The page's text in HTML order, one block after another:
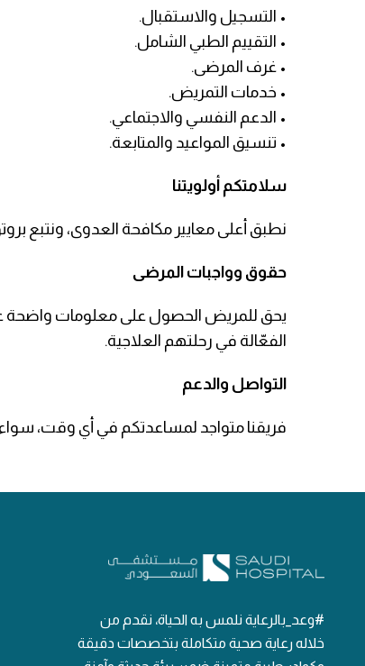
• التسجيل والاستقبال.
• التقييم الطبي الشامل.
• غرف المرضى.
• خدمات التمريض.
• الدعم النفسي والاجتماعي.
• تنسيق المواعيد والمتابعة.
سلامتكم أولويتنا
نطبق أعلى معايير مكافحة العدوى، ونتبع
حقوق وواجبات المرضى
يحق للمريض الحصول على معلومات واضحة عن
الفعّالة في رحلتهم العلاجية.
التواصل والدعم
فريقنا متواجد لمساعدتكم في أي وقت،
#وعد_بالرعاية نلمس به الحياة، نقدم من
خلاله رعاية صحية متكاملة بتخصصات دقيقة